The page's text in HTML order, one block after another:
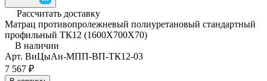
Рассчитать доставку
Матрац противопролежневый полиуретановый стандартный
профильный ТК12 (1600Х700Х70)
В наличии
Арт. ВиЦыАн-МПП-ВП-ТК12-03
7 567 ₽